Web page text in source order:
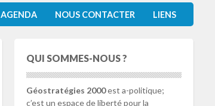
AGENDA NOUS CONTACTER LIENS
QUI SOMMES-NOUS ?
Géostratégies 2000est a-politique;
c’est un espace de liberté pour la